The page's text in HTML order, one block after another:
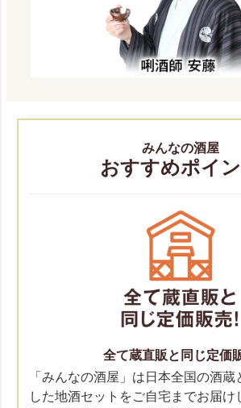
みんなの酒屋
おすすめポイ
全て蔵直販と同じ定価
「みんなの酒屋」は日本全国の酒蔵
した地酒セットをご自宅までお届け